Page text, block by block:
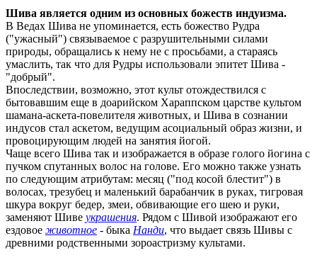
Шива является одним из основных божеств индуизма.
В Ведах Шива не упоминается, есть божество Рудра
("ужасный") связываемое с разрушительными силами
природы, обращались к нему не с просьбами, а стараясь
умаслить, так что для Рудры использовали эпитет Шива -
"добрый".
Впоследствии, возможно, этот культ отождествился с
бытовавшим еще в доарийском Хараппском царстве культом
шамана-аскета-повелителя животных, и Шива в сознании
индусов стал аскетом, ведущим асоциальный образ жизни, и
провоцирующим людей на занятия йогой.
Чаще всего Шива так и изображается в образе голого йогина с
пучком спутанных волос на голове. Его можно также узнать
по следующим атрибутам: месяц ("под косой блестит") в
волосах, трезубец и маленький барабанчик в руках, тигровая
шкура вокруг бедер, змеи, обвивающие его шею и руки,
заменяют Шиве украшения. Рядом с Шивой изображают его
ездовое животное - быка Нанди, что выдает связь Шивы с
древними родственными зороастризму культами.